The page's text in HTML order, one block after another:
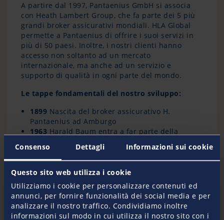
Consenso Dettagli Informazioni sui cookie
Questo sito web utilizza i cookie
Utilizziamo i cookie per personalizzare contenuti ed
annunci, per fornire funzionalità dei social media e per
analizzare il nostro traffico. Condividiamo inoltre
informazioni sul modo in cui utilizza il nostro sito con i
A partire dal 1997, Pantaenius GmbH si associa
con Heath Lambert Group, che fa parte dei 5 più
grandi broker assicurativi mondiali. HLA Global
permette a Pantaenius di offrire i suoi servizi in
più di 50 paesi. Inoltre, i nostri clienti hanno
accesso non soltanto ad un mercato
internazionale, ma anche ad un servizio e
supporto di qualità in ogni parte del mondo.
Le tappe fondamentali del nostro sviluppo:
1899 Nascita del broker assicurativo H.
Pantaenius ad Amburgo
1963 Harald Baum entra a far parte della
1970Harald Baum passa a capo di Pantaenius
1982Creazione della filiale di Düsseldorf
1990Creazione della Pantaenius UK Limited in
Plymouth/Inghilterra
1994Creazione della filiale in Skive/Danimarca
1997Creazione della S.A.M Pantaenius Monaco,
Principato di Monaco